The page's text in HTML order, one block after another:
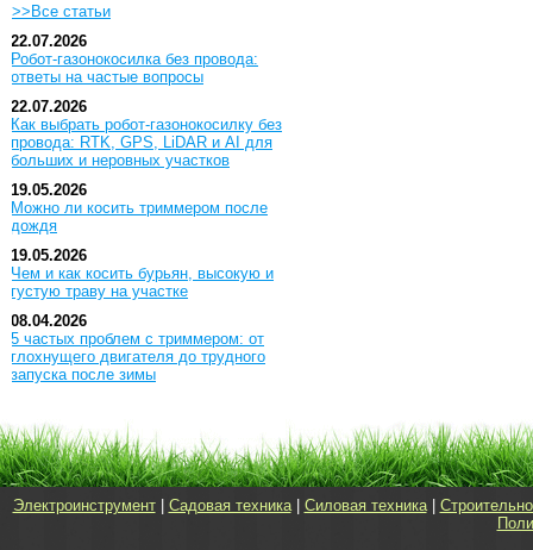
>>Все статьи
22.07.2026
Робот-газонокосилка без провода:
ответы на частые вопросы
22.07.2026
Как выбрать робот-газонокосилку без
провода: RTK, GPS, LiDAR и AI для
больших и неровных участков
19.05.2026
Можно ли косить триммером после
дождя
19.05.2026
Чем и как косить бурьян, высокую и
густую траву на участке
08.04.2026
5 частых проблем с триммером: от
глохнущего двигателя до трудного
запуска после зимы
Электроинструмент| Садовая техника| Силовая техника|